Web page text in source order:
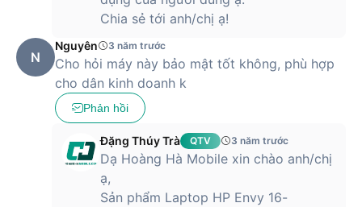
Chia sẻ tới anh/chị ạ!
N
Nguyên 3 năm trước
Cho hỏi máy này bảo mật tốt không, phù hợp
cho dân kinh doanh k
Phản hồi
Đặng Thúy Trà QTV 3 năm trước
Dạ Hoàng Hà Mobile xin chào anh/chị
ạ,
Sản phẩm Laptop HP Envy 16-